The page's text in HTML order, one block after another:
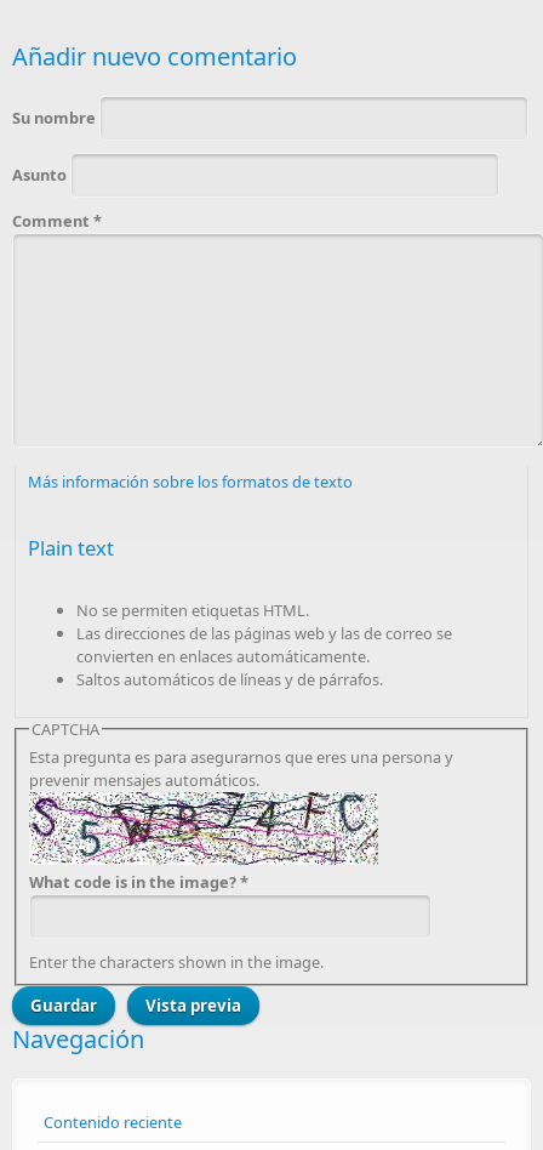
Añadir nuevo comentario
Su nombre
Asunto
Comment *
Más información sobre los formatos de texto
Plain text
No se permiten etiquetas HTML.
Las direcciones de las páginas web y las de correo se
convierten en enlaces automáticamente.
Saltos automáticos de líneas y de párrafos.
CAPTCHA
Esta pregunta es para asegurarnos que eres una persona y
prevenir mensajes automáticos.
What code is in the image?*
Enter the characters shown in the image.
Navegación
Contenido reciente